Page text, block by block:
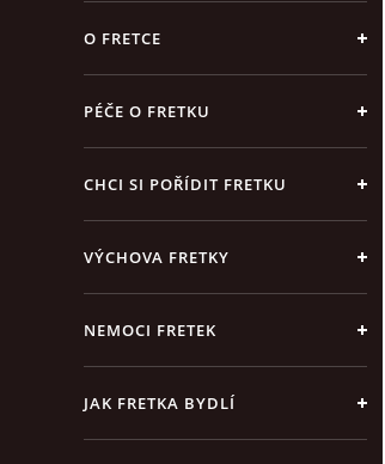
O FRETCE
PÉČE O FRETKU
CHCI SI POŘÍDIT FRETKU
VÝCHOVA FRETKY
NEMOCI FRETEK
JAK FRETKA BYDLÍ